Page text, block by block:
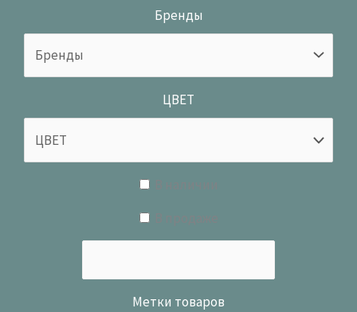
Бренды
ЦВЕТ
Метки товаров